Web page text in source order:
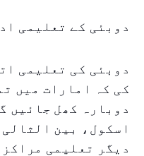
دوبئی کے تعلیمی
کی کہ امارات میں
دوبارہ کھل جائیں
اسکول، بین
دیگر تعلیمی مراکز